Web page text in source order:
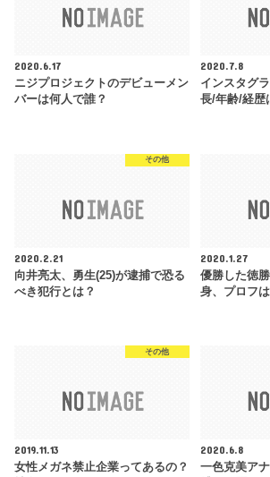
2020.6.17
ニジプロジェクトのデビューメン
バーは何人で誰？
2020.7.8
インスタグ
長/年齢/経歴
その他
2020.2.21
向井亮太、勇生(25)が逮捕で恐る
べき犯行とは？
2020.1.27
優勝した徳
身、プロフは
その他
2019.11.13
女性メガネ禁止企業ってあるの？
2020.6.8
一色克美ア